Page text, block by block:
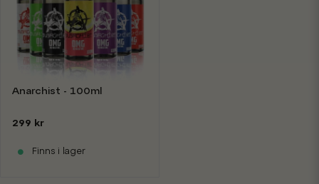
Anarchist - 100ml
299 kr
Finns i lager